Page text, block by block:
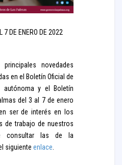
7 DE ENERO DE 2022
novedades
en el Boletín Oficial de
autónoma y el Boletín
del 3 al 7 de enero
ser de interés en los
de trabajo de nuestros
consultar las de la
siguiente enlace